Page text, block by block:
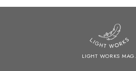
2024
2023
2022
LIGHT WORKS MAG.